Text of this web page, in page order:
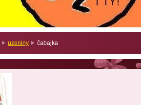
uzeniny čabajka